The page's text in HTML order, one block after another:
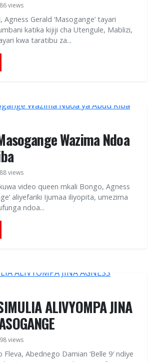
views
Agness Gerald ‘Masogange’ tayari
katika kijiji cha Utengule, Mablizi,
kwa taratibu za...
Wazima Ndoa
views
video queen mkali Bongo, Agness
aliyefariki Ijumaa iliyopita, umezima
ndoa...
ALIVYOMPA JINA
views
Abednego Damian ‘Belle 9′ ndiye